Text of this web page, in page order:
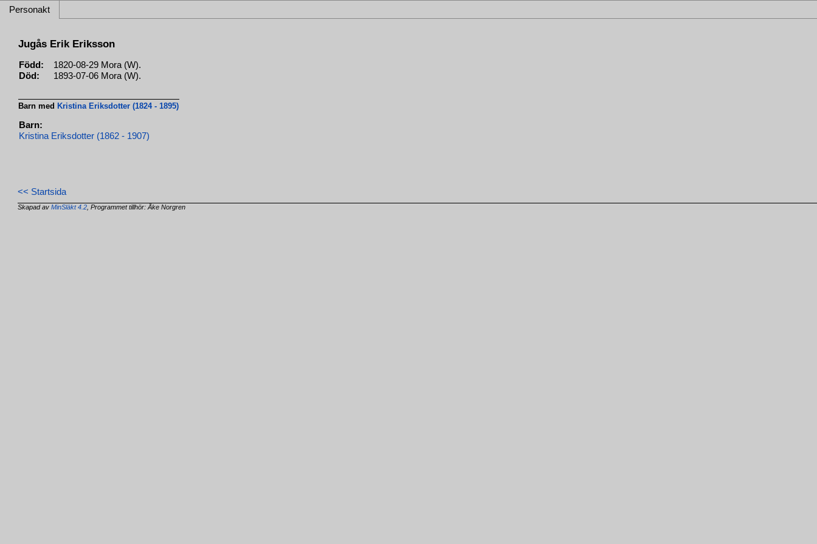
Personakt
Jugås Erik Eriksson
Född:
1820-08-29 Mora (W).
Död:
1893-07-06 Mora (W).
Barn med Kristina Eriksdotter (1824 - 1895)
Barn:
Kristina Eriksdotter (1862 - 1907)
<< Startsida
Skapad avMinSläkt 4.2 , Programmet tillhör: Åke Norgren